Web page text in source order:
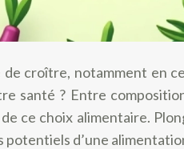
croître, notamment
santé ? Entre
ce choix alimentaire.
d’une